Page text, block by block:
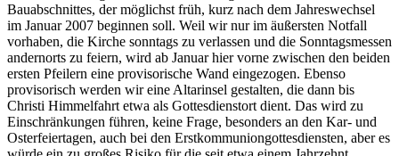
Bauabschnittes, der möglichst früh, kurz nach dem Jahreswechsel
im Januar 2007 beginnen soll. Weil wir nur im äußersten Notfall
vorhaben, die Kirche sonntags zu verlassen und die Sonntagsmessen
andernorts zu feiern, wird ab Januar hier vorne zwischen den beiden
ersten Pfeilern eine provisorische Wand eingezogen. Ebenso
provisorisch werden wir eine Altarinsel gestalten, die dann bis
Christi Himmelfahrt etwa als Gottesdienstort dient. Das wird zu
Einschränkungen führen, keine Frage, besonders an den Kar- und
Osterfeiertagen, auch bei den Erstkommuniongottesdiensten, aber es